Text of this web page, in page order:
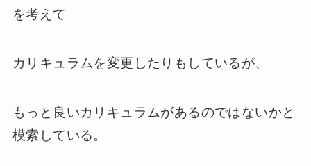
を考えて
カリキュラムを変更したりもしているが、
もっと良いカリキュラムがあるのではないかと
模索している。